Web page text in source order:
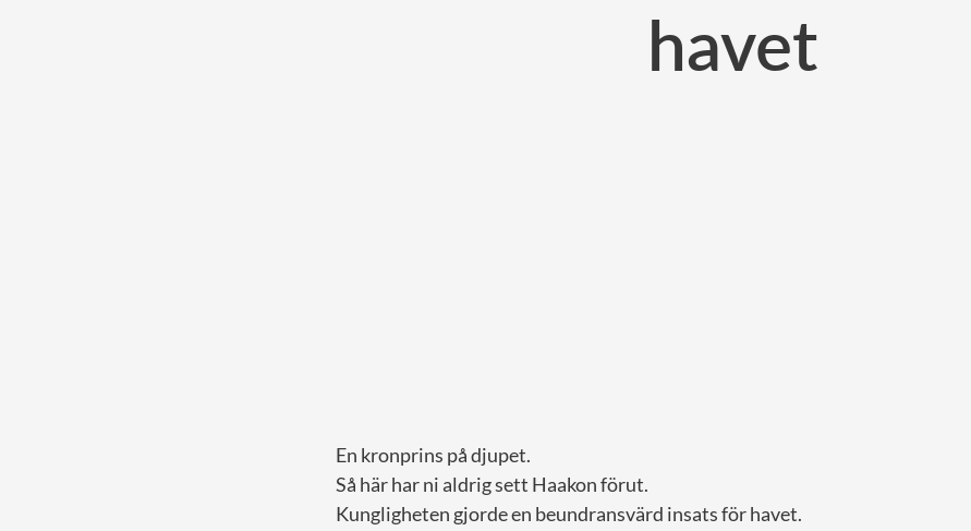
havet
En kronprins på djupet.
Så här har ni aldrig sett Haakon förut.
Kungligheten gjorde en beundransvärd insats för havet.